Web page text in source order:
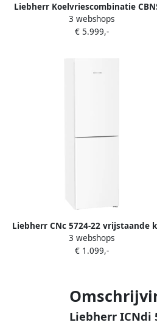
Liebherr Koelvriescombinatie
8872-20 | Vrijstaande koelkasten |
9005382270875
3 webshops
€ 5.999,-
Liebherr CNc 5724-22 vrijstaande
vriescombinatie
3 webshops
€ 1.099,-
Liebherr ICNdi